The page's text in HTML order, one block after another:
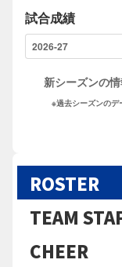
試合成績
新シーズンの
※過去シーズンのデ
ROSTER
TEAM
CHEER